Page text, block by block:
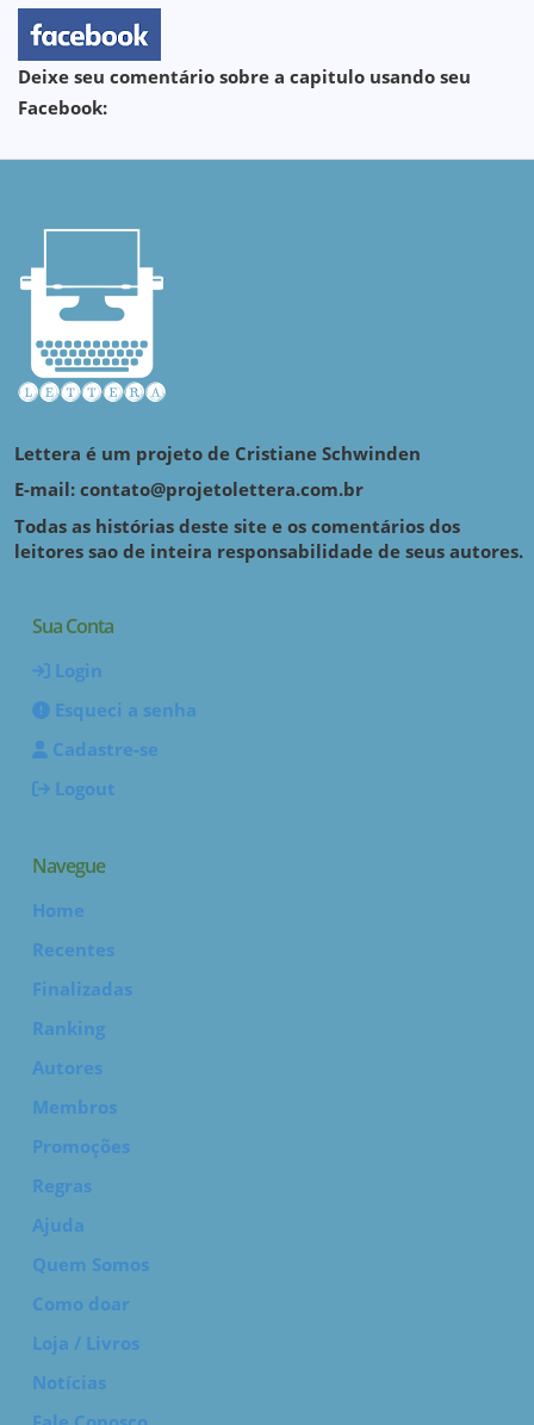
Deixe seu comentário sobre a capitulo usando seu
Facebook:
Lettera é um projeto de Cristiane Schwinden
E-mail: contato@projetolettera.com.br
Todas as histórias deste site e os comentários dos
leitores sao de inteira responsabilidade de seus autores.
Sua Conta
Login
Esqueci a senha
Cadastre-se
Logout
Navegue
Home
Recentes
Finalizadas
Ranking
Autores
Membros
Promoções
Regras
Ajuda
Quem Somos
Como doar
Loja / Livros
Notícias